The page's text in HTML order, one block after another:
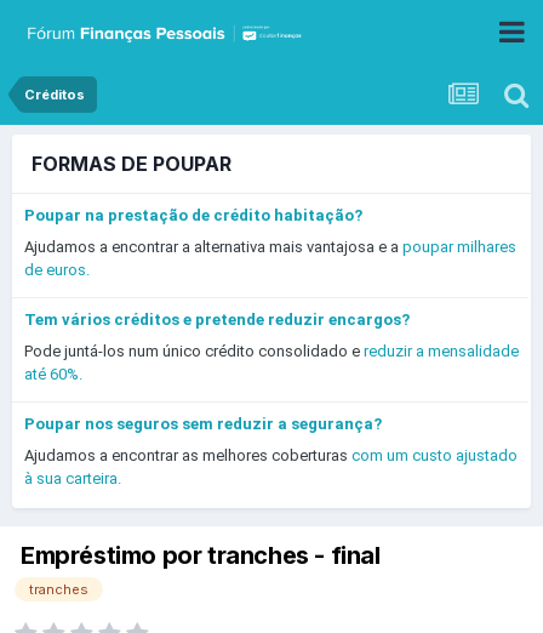
Créditos
FORMAS DE POUPAR
Poupar na prestação de crédito habitação?
Ajudamos a encontrar a alternativa mais vantajosa e a poupar milhares
de euros.
Tem vários créditos e pretende reduzir encargos?
Pode juntá-los num único crédito consolidado e reduzir a mensalidade
até 60%.
Poupar nos seguros sem reduzir a segurança?
Ajudamos a encontrar as melhores coberturas com um custo ajustado
à sua carteira.
Empréstimo por tranches - final
tranches